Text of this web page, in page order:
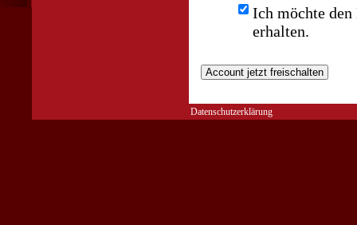
Ich möchte
erhalten.
Datenschutzerklärung